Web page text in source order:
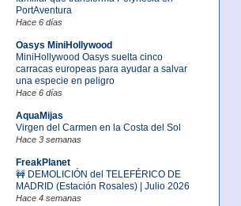
PortAventura
Hace 6 días
Oasys MiniHollywood
MiniHollywood Oasys suelta cinco
carracas europeas para ayudar a salvar
una especie en peligro
Hace 6 días
AquaMijas
Virgen del Carmen en la Costa del Sol
Hace 3 semanas
FreakPlanet
🚧 DEMOLICIÓN del TELEFÉRICO DE
MADRID (Estación Rosales) | Julio 2026
Hace 4 semanas